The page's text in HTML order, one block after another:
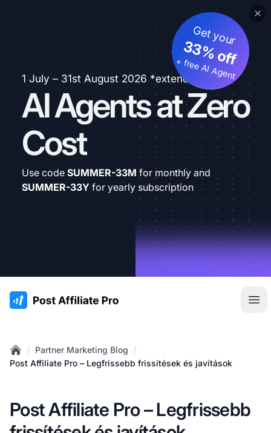
1 July – 31st August 2026 *extended
AI Agents at Zero
Cost
Get your
33% off
+ free AI Agent
Use code SUMMER-33M for monthly and
SUMMER-33Y for yearly subscription
:site.title
Home
/ Partner Marketing Blog /
Post Affiliate Pro – Legfrissebb frissítések és javítások
Post Affiliate Pro – Legfrissebb